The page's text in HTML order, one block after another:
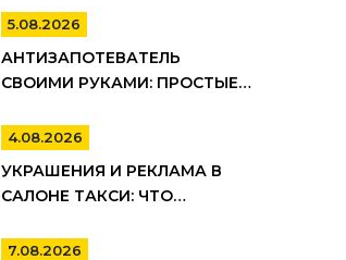
5.08.2026
АНТИЗАПОТЕВАТЕЛЬ
СВОИМИ РУКАМИ: ПРОСТЫЕ
ДЛЯ АВТО
4.08.2026
УКРАШЕНИЯ И РЕКЛАМА В
САЛОНЕ ТАКСИ: ЧТО
ПРАВИЛАМ ТАКСОПАРКОВ
7.08.2026